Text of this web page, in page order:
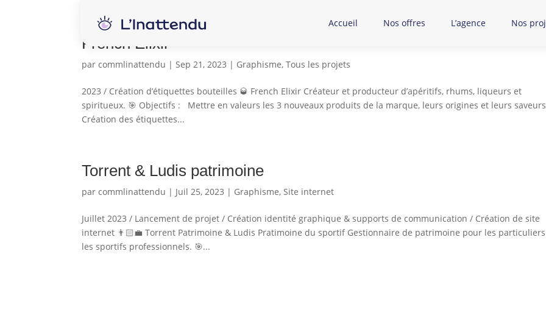
Accueil Nos offres L’agence Nos
French Elixir
parcommlinattendu |Sep 21, 2023 | Graphisme,Tous les projets
2023 / Création d’étiquettes bouteilles 🥃 French Elixir Créateur et producteur d’apéritifs, rhums, liqueurs et
spiritueux. 🎯 Objectifs : Mettre en valeurs les 3 nouveaux produits de la marque, leurs origines et leurs
Création des étiquettes...
Torrent & Ludis patrimoine
parcommlinattendu | Juil 25, 2023 | Graphisme,Site internet
Juillet 2023 / Lancement de projet / Création identité graphique & supports de communication / Création de site
internet 👨🏻‍💼 Torrent Patrimoine & Ludis Pratimoine du sportif Gestionnaire de patrimoine pour les
les sportifs professionnels. 🎯...